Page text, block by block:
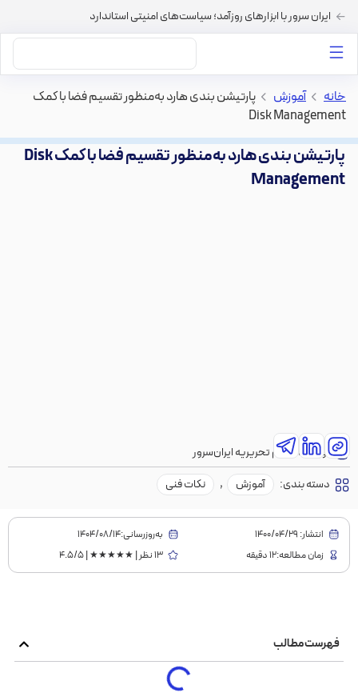
ایران سرور با ابزارهای روزآمد؛ سیاست‌های امنیتی استاندارد
خانه > آموزش > پارتیشن بندی هارد به‌منظور تقسیم فضا با کمک
Disk Management
پارتیشن بندی هارد به‌منظور تقسیم فضا با کمک Disk
Management
نویسنده:تیم تحریریه ایران‌سرور
دسته بندی:
آموزش , نکات فنی
انتشار: 1400/04/29
به‌روز‌رسانی:۱۴۰۴/۰۸/۱۴
زمان مطالعه:12 دقیقه
13 نظر | ★★★★★ | 4.5/5
فهرست مطالب